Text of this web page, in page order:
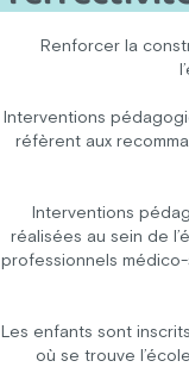
Renforcer la
Interventions
réfèrent aux
Interventions
réalisées au sein de
professionnels
Les enfants sont
où se trouve